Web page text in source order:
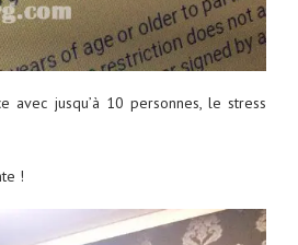
jusqu’à 10 personnes, le stress
!